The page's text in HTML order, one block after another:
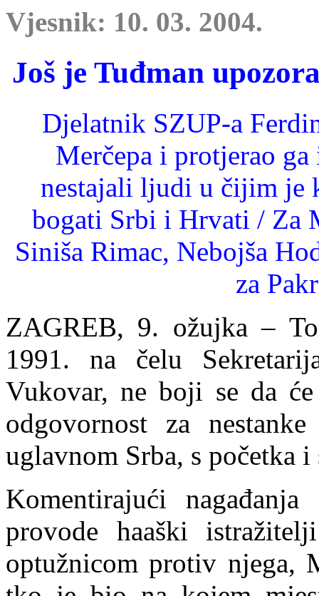
Vjesnik: 10. 03. 2004.
Još je Tuđman
Djelatnik SZUP-a
Merčepa i protjerao
nestajali ljudi u čijim je
bogati Srbi i Hrvati / Za
Siniša Rimac, Nebojša
za
ZAGREB, 9. ožujka –
1991. na čelu
Vukovar, ne boji se da
odgovornost za
uglavnom Srba, s početka i
Komentirajući
provode haaški
optužnicom protiv njega,